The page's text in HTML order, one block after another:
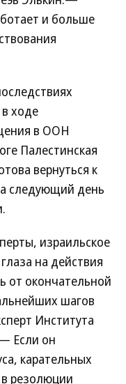
и больше
ходе
в ООН
Палестинская
вернуться к
следующий день
израильское
на действия
от окончательной
шагов
Института
Если он
карательных
резолюции